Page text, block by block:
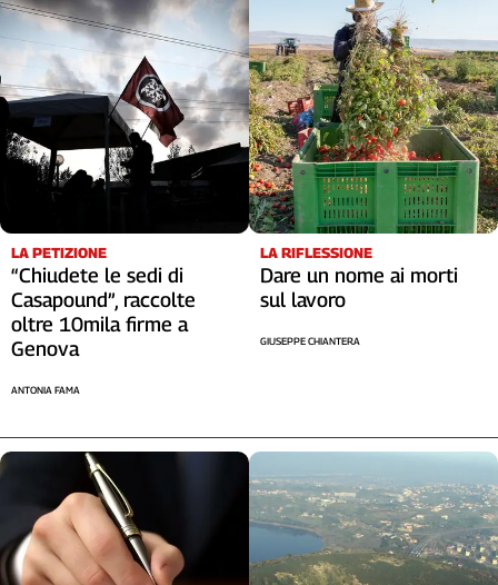
LA PETIZIONE
“Chiudete le sedi di
Casapound”, raccolte
oltre 10mila firme a
Genova
ANTONIA FAMA
LA RIFLESSIONE
Dare un nome ai morti
sul lavoro
GIUSEPPE CHIANTERA